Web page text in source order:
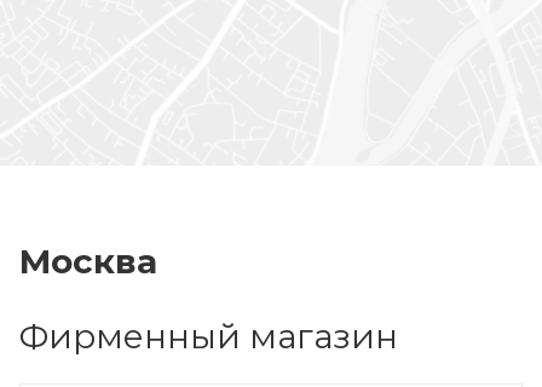
Москва
Фирменный магазин